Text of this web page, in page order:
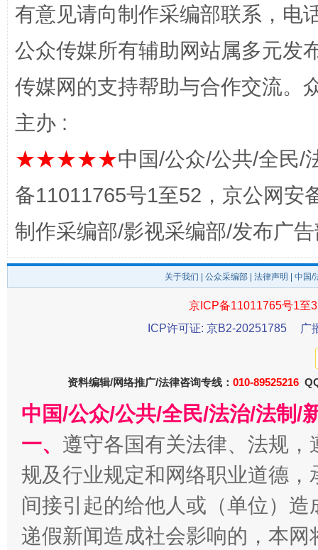
完善运行机制助力责任有效落实
一批国家标准开始实施 从
有意见请向制作采编部联系，电
公众传媒所有辅助网站属多元发
传媒网的支持帮助与合作交流。
主办 :
★★★★★中国/公众/公共/全民/
备11011765号1至52，京公网安
制作采编部/影视采编部/发布广
关于我们 公众采编部 法律声明 | 中国
京ICP备11011765号1至
ICP许可证: 京B2-20251785
广
资料编辑/网络推广/法律咨询专线： 010-89525216
中国/公众/公共/全民/法治/法制/
一、 遵守各国有关法律、法规
规及行业规定和网络职业道德
间接引起的给他人或（单位）
递假新闻造成社会影响的，本